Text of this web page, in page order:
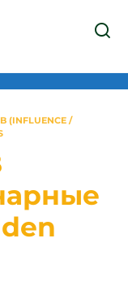
(INFLUENCE /